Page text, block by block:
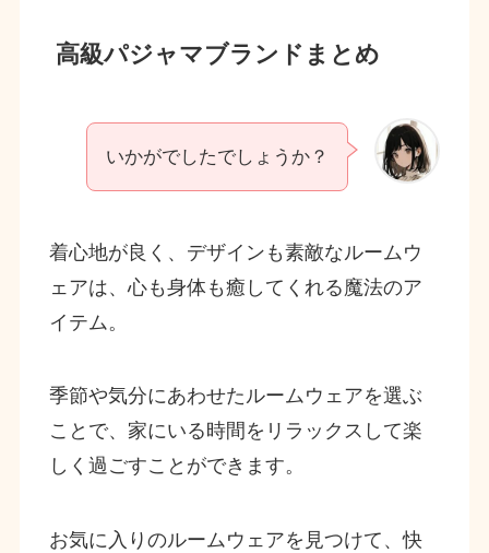
高級パジャマブランドまとめ
いかがでしたでしょうか？
着心地が良く、デザインも素敵なルームウ
ェアは、心も身体も癒してくれる魔法のア
イテム。
季節や気分にあわせたルームウェアを選ぶ
ことで、家にいる時間をリラックスして楽
しく過ごすことができます。
お気に入りのルームウェアを見つけて、快